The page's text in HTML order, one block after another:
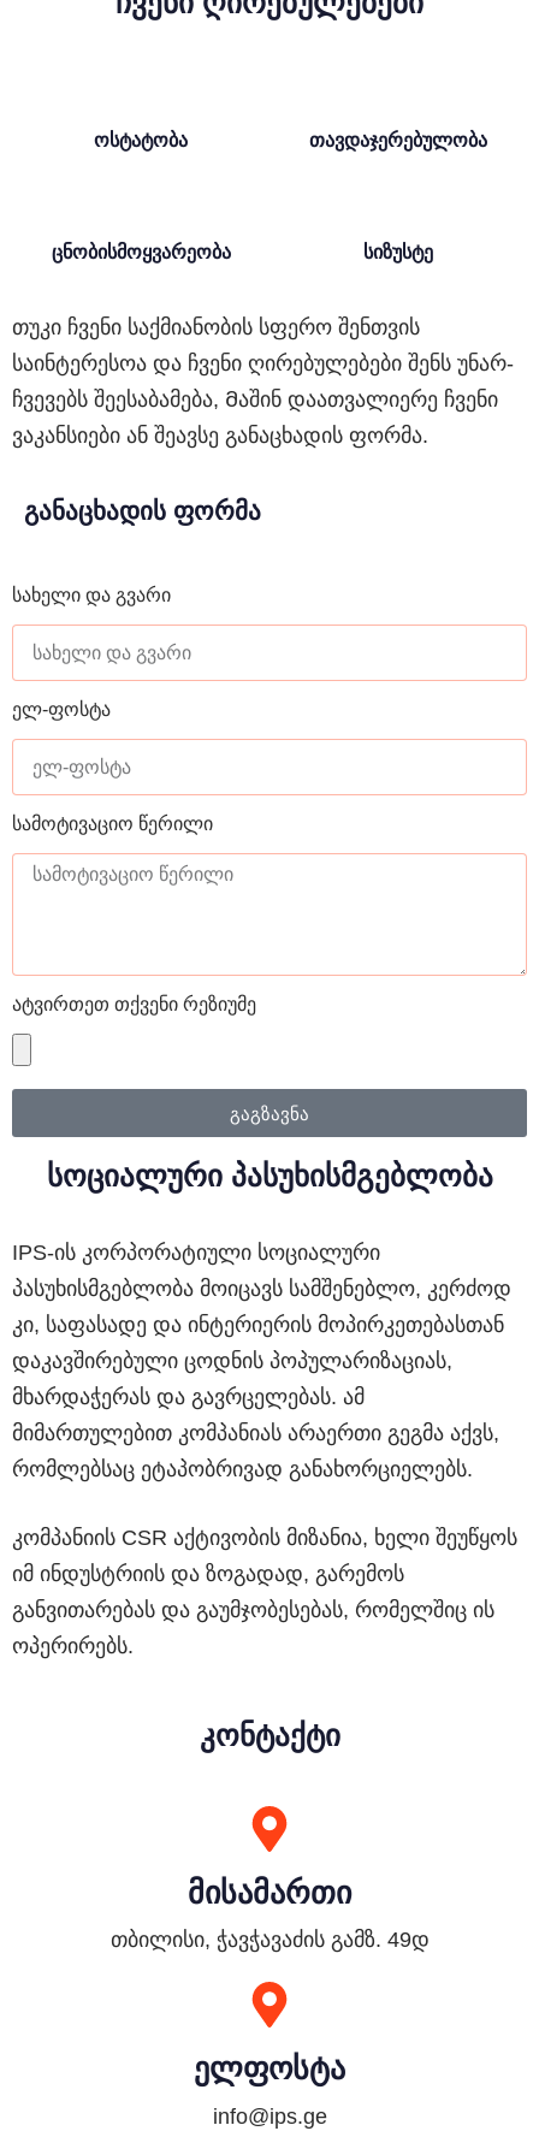
ოსტატობა თავდაჯერებულობა
ცნობისმოყვარეობა სიზუსტე
თუკი ჩვენი საქმიანობის სფერო შენთვის
საინტერესოა და ჩვენი ღირებულებები შენს უნარ-
ჩვევებს შეესაბამება, Მაშინ დაათვალიერე ჩვენი
ვაკანსიები ან შეავსე განაცხადის ფორმა.
განაცხადის ფორმა
სახელი და გვარი
ელ-ფოსტა
სამოტივაციო წერილი
ატვირთეთ თქვენი რეზიუმე
გაგზავნა
სოციალური პასუხისმგებლობა
IPS-ის კორპორატიული სოციალური
პასუხისმგებლობა მოიცავს სამშენებლო, კერძოდ
კი, საფასადე და ინტერიერის მოპირკეთებასთან
დაკავშირებული ცოდნის პოპულარიზაციას,
მხარდაჭერას და გავრცელებას. ამ
მიმართულებით კომპანიას არაერთი გეგმა აქვს,
რომლებსაც ეტაპობრივად განახორციელებს.
კომპანიის CSR აქტივობის მიზანია, ხელი შეუწყოს
იმ ინდუსტრიის და ზოგადად, გარემოს
განვითარებას და გაუმჯობესებას, რომელშიც ის
ოპერირებს.
კონტაქტი
მისამართი
თბილისი, ჭავჭავაძის გამზ. 49დ
ელფოსტა
info@ips.ge